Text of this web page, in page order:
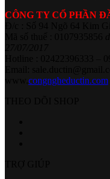
CÔNG TY CỔ PHẦN
congngheductin.com